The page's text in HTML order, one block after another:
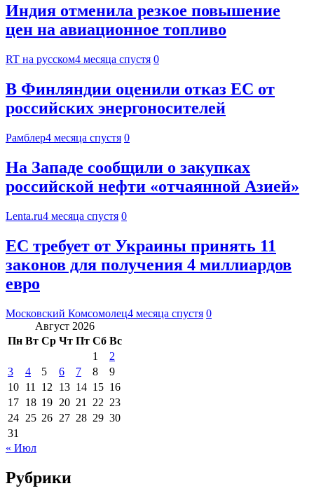
Индия отменила резкое повышение
цен на авиационное топливо
RT на русском4 месяца спустя 0
В Финляндии оценили отказ ЕС от
российских энергоносителей
Рамблер4 месяца спустя 0
На Западе сообщили о закупках
российской нефти «отчаянной Азией»
Lenta.ru4 месяца спустя 0
ЕС требует от Украины принять 11
законов для получения 4 миллиардов
евро
Московский Комсомолец4 месяца спустя 0
Август 2026
Пн Вт Ср Чт Пт Сб Вс
1
2
3
4 5 6 7 8
9
10 11 12 13 14 15 16
17 18 19 20 21 22 23
24 25 26 27 28 29 30
31
« Июл
Рубрики